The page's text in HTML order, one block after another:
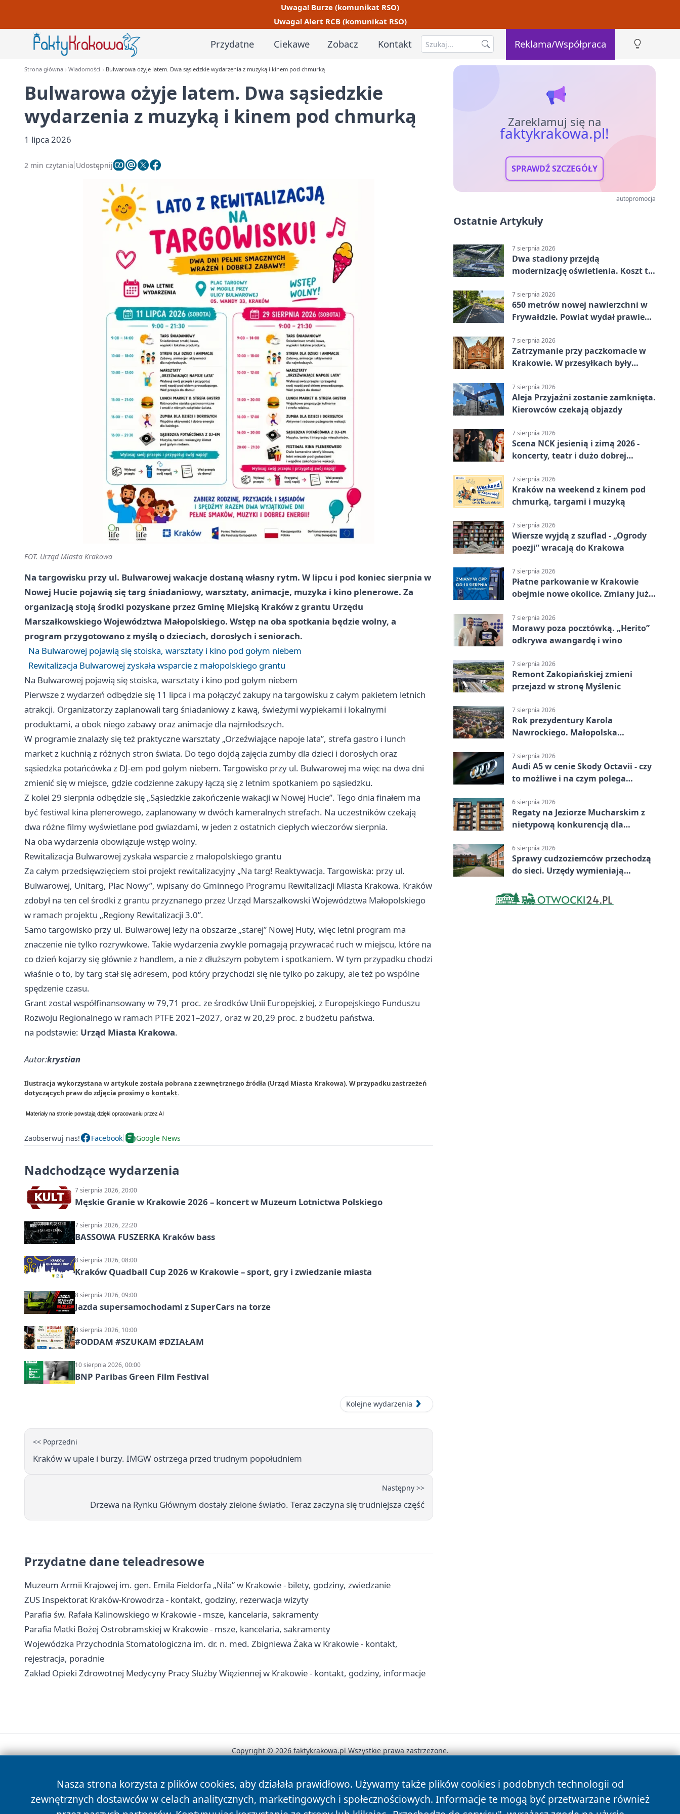
Uwaga! Burze (komunikat RSO)
Uwaga! Alert RCB (komunikat RSO)
Przydatne Ciekawe Zobacz Kontakt Reklama/Współpraca
Strona główna Wiadomości Bulwarowa ożyje latem. Dwa sąsiedzkie wydarzenia z muzyką i kinem pod chmurką
Bulwarowa ożyje latem. Dwa sąsiedzkie
wydarzenia z muzyką i kinem pod chmurką
1 lipca 2026
2 min czytania Udostępnij
FOT. Urząd Miasta Krakowa
Na targowisku przy ul. Bulwarowej wakacje dostaną własny rytm. W lipcu i pod koniec sierpnia w
Nowej Hucie pojawią się targ śniadaniowy, warsztaty, animacje, muzyka i kino plenerowe. Za
organizacją stoją środki pozyskane przez Gminę Miejską Kraków z grantu Urzędu
Marszałkowskiego Województwa Małopolskiego. Wstęp na oba spotkania będzie wolny, a
program przygotowano z myślą o dzieciach, dorosłych i seniorach.
Na Bulwarowej pojawią się stoiska, warsztaty i kino pod gołym niebem
Rewitalizacja Bulwarowej zyskała wsparcie z małopolskiego grantu
Na Bulwarowej pojawią się stoiska, warsztaty i kino pod gołym niebem
Pierwsze z wydarzeń odbędzie się 11 lipca i ma połączyć zakupy na targowisku z całym pakietem letnich
atrakcji. Organizatorzy zaplanowali targ śniadaniowy z kawą, świeżymi wypiekami i lokalnymi
produktami, a obok niego zabawy oraz animacje dla najmłodszych.
W programie znalazły się też praktyczne warsztaty „Orzeźwiające napoje lata”, strefa gastro i lunch
market z kuchnią z różnych stron świata. Do tego dojdą zajęcia zumby dla dzieci i dorosłych oraz
sąsiedzka potańcówka z DJ-em pod gołym niebem. Targowisko przy ul. Bulwarowej ma więc na dwa dni
zmienić się w miejsce, gdzie codzienne zakupy łączą się z letnim spotkaniem po sąsiedzku.
Z kolei 29 sierpnia odbędzie się „Sąsiedzkie zakończenie wakacji w Nowej Hucie”. Tego dnia finałem ma
być festiwal kina plenerowego, zaplanowany w dwóch kameralnych strefach. Na uczestników czekają
dwa różne filmy wyświetlane pod gwiazdami, w jeden z ostatnich ciepłych wieczorów sierpnia.
Na oba wydarzenia obowiązuje wstęp wolny.
Rewitalizacja Bulwarowej zyskała wsparcie z małopolskiego grantu
Za całym przedsięwzięciem stoi projekt rewitalizacyjny „Na targ! Reaktywacja. Targowiska: przy ul.
Bulwarowej, Unitarg, Plac Nowy”, wpisany do Gminnego Programu Rewitalizacji Miasta Krakowa. Kraków
zdobył na ten cel środki z grantu przyznanego przez Urząd Marszałkowski Województwa Małopolskiego
w ramach projektu „Regiony Rewitalizacji 3.0”.
Samo targowisko przy ul. Bulwarowej leży na obszarze „starej” Nowej Huty, więc letni program ma
znaczenie nie tylko rozrywkowe. Takie wydarzenia zwykle pomagają przywracać ruch w miejscu, które na
co dzień kojarzy się głównie z handlem, a nie z dłuższym pobytem i spotkaniem. W tym przypadku chodzi
właśnie o to, by targ stał się adresem, pod który przychodzi się nie tylko po zakupy, ale też po wspólne
spędzenie czasu.
Grant został współfinansowany w 79,71 proc. ze środków Unii Europejskiej, z Europejskiego Funduszu
Rozwoju Regionalnego w ramach PTFE 2021–2027, oraz w 20,29 proc. z budżetu państwa.
na podstawie: Urząd Miasta Krakowa.
Autor:krystian
Ilustracja wykorzystana w artykule została pobrana z zewnętrznego źródła (Urząd Miasta Krakowa). W przypadku zastrzeżeń
dotyczących praw do zdjęcia prosimy o kontakt.
Zaobserwuj nas! Facebook Google News
Nadchodzące wydarzenia
7 sierpnia 2026, 20:00
Męskie Granie w Krakowie 2026 – koncert w Muzeum Lotnictwa Polskiego
7 sierpnia 2026, 22:20
BASSOWA FUSZERKA Kraków bass
8 sierpnia 2026, 08:00
Kraków Quadball Cup 2026 w Krakowie – sport, gry i zwiedzanie miasta
8 sierpnia 2026, 09:00
Jazda supersamochodami z SuperCars na torze
8 sierpnia 2026, 10:00
#ODDAM #SZUKAM #DZIAŁAM
10 sierpnia 2026, 00:00
BNP Paribas Green Film Festival
Kolejne wydarzenia
<< Poprzedni
Kraków w upale i burzy. IMGW ostrzega przed trudnym popołudniem
Następny >>
Drzewa na Rynku Głównym dostały zielone światło. Teraz zaczyna się trudniejsza część
Przydatne dane teleadresowe
Muzeum Armii Krajowej im. gen. Emila Fieldorfa „Nila” w Krakowie - bilety, godziny, zwiedzanie
ZUS Inspektorat Kraków-Krowodrza - kontakt, godziny, rezerwacja wizyty
Parafia św. Rafała Kalinowskiego w Krakowie - msze, kancelaria, sakramenty
Parafia Matki Bożej Ostrobramskiej w Krakowie - msze, kancelaria, sakramenty
Wojewódzka Przychodnia Stomatologiczna im. dr. n. med. Zbigniewa Żaka w Krakowie - kontakt,
rejestracja, poradnie
Zakład Opieki Zdrowotnej Medycyny Pracy Służby Więziennej w Krakowie - kontakt, godziny, informacje
Zareklamuj się na
faktykrakowa.pl!
SPRAWDŹ SZCZEGÓŁY
autopromocja
Ostatnie Artykuły
7 sierpnia 2026
Dwa stadiony przejdą
modernizację oświetlenia. Koszt to
7 sierpnia 2026
650 metrów nowej nawierzchni w
Frywałdzie. Powiat wydał prawie
7 sierpnia 2026
Zatrzymanie przy paczkomacie w
Krakowie. W przesyłkach były
7 sierpnia 2026
Aleja Przyjaźni zostanie zamknięta.
Kierowców czekają objazdy
7 sierpnia 2026
Scena NCK jesienią i zimą 2026 -
koncerty, teatr i dużo dobrej
7 sierpnia 2026
Kraków na weekend z kinem pod
chmurką, targami i muzyką
7 sierpnia 2026
Wiersze wyjdą z szuflad - „Ogrody
poezji” wracają do Krakowa
7 sierpnia 2026
Płatne parkowanie w Krakowie
obejmie nowe okolice. Zmiany już
7 sierpnia 2026
Morawy poza pocztówką. „Herito”
odkrywa awangardę i wino
7 sierpnia 2026
Remont Zakopiańskiej zmieni
przejazd w stronę Myślenic
7 sierpnia 2026
Rok prezydentury Karola
Nawrockiego. Małopolska
7 sierpnia 2026
Audi A5 w cenie Skody Octavii - czy
to możliwe i na czym polega
6 sierpnia 2026
Regaty na Jeziorze Mucharskim z
nietypową konkurencją dla
6 sierpnia 2026
Sprawy cudzoziemców przechodzą
do sieci. Urzędy wymieniają
Nasza strona korzysta z plików cookies, aby działała prawidłowo. Używamy także plików cookies i podobnych technologii od
zewnętrznych dostawców w celach analitycznych, marketingowych i społecznościowych. Informacje te mogą być przetwarzane również
Copyright © 2026 faktykrakowa.pl Wszystkie prawa zastrzeżone.
News Autorzy Polityka Prywatności Polityka Cookies